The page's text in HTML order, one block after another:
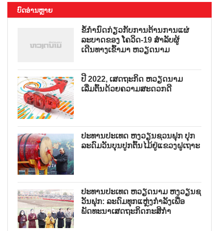
ບົດອ່ານຫຼາຍ
ຂໍ້ກຳນົດກ່ຽວກັບການຕ້ານການແຜ່
ລະບາດຂອງ ໂຄວິດ-19 ສຳລັບຜູ້
ເດີນທາງເຂົ້າມາ ຫວຽດນາມ
ປີ 2022, ເສດຖະກິດ ຫວຽດນາມ
ເລີ່ມຕົ້ນດ້ວຍຄວາມສະດວກດີ
ປະທານປະເທດ ຫງວຽນຊວນຟຸກ ປຸກ
ລະດົມວັນບຸນປູກຕົ້ນໄມ້ຢູ່ແຂວງຝູເຖາະ
ປະທານປະເທດ ຫວຽດນາມ ຫງວຽນຊ
ວັນຟຸກ: ລະດົມທຸກແຫຼ່ງກຳລັງເພື່ອ
ພັດທະນາເສດຖະກິດກະສິກຳ